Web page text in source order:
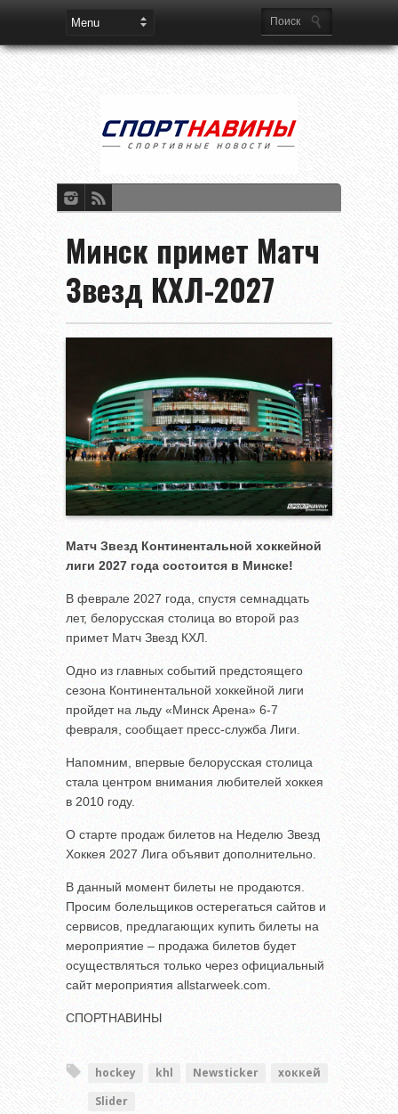
Минск примет Матч
Звезд КХЛ-2027
Матч Звезд Континентальной хоккейной
лиги 2027 года состоится в Минске!
В феврале 2027 года, спустя семнадцать
лет, белорусская столица во второй раз
примет Матч Звезд КХЛ.
Одно из главных событий предстоящего
сезона Континентальной хоккейной лиги
пройдет на льду «Минск Арена» 6-7
февраля, сообщает пресс-служба Лиги.
Напомним, впервые белорусская столица
стала центром внимания любителей хоккея
в 2010 году.
О старте продаж билетов на Неделю Звезд
Хоккея 2027 Лига объявит дополнительно.
В данный момент билеты не продаются.
Просим болельщиков остерегаться сайтов и
сервисов, предлагающих купить билеты на
мероприятие – продажа билетов будет
осуществляться только через официальный
сайт мероприятия allstarweek.com.
СПОРТНАВИНЫ
hockey khl Newsticker
хоккей
Slider